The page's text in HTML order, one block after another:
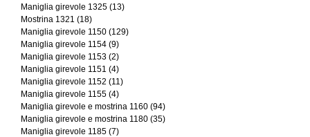
Maniglia girevole 1325 (13)
Mostrina 1321 (18)
Maniglia girevole 1150 (129)
Maniglia girevole 1154 (9)
Maniglia girevole 1153 (2)
Maniglia girevole 1151 (4)
Maniglia girevole 1152 (11)
Maniglia girevole 1155 (4)
Maniglia girevole e mostrina 1160 (94)
Maniglia girevole e mostrina 1180 (35)
Maniglia girevole 1185 (7)